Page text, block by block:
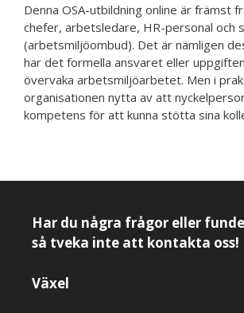
Denna OSA-utbildning online är främst
chefer, arbetsledare, HR-personal och
(arbetsmiljöombud). Det är nämligen
har det formella ansvaret eller
övervaka arbetsmiljöarbetet. Men i
organisationen nytta av att
kompetens för att kunna stötta sina
Har du några frågor eller
så tveka inte att kontakta oss!
Växel